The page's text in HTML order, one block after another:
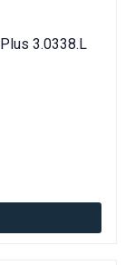
3.0338.L